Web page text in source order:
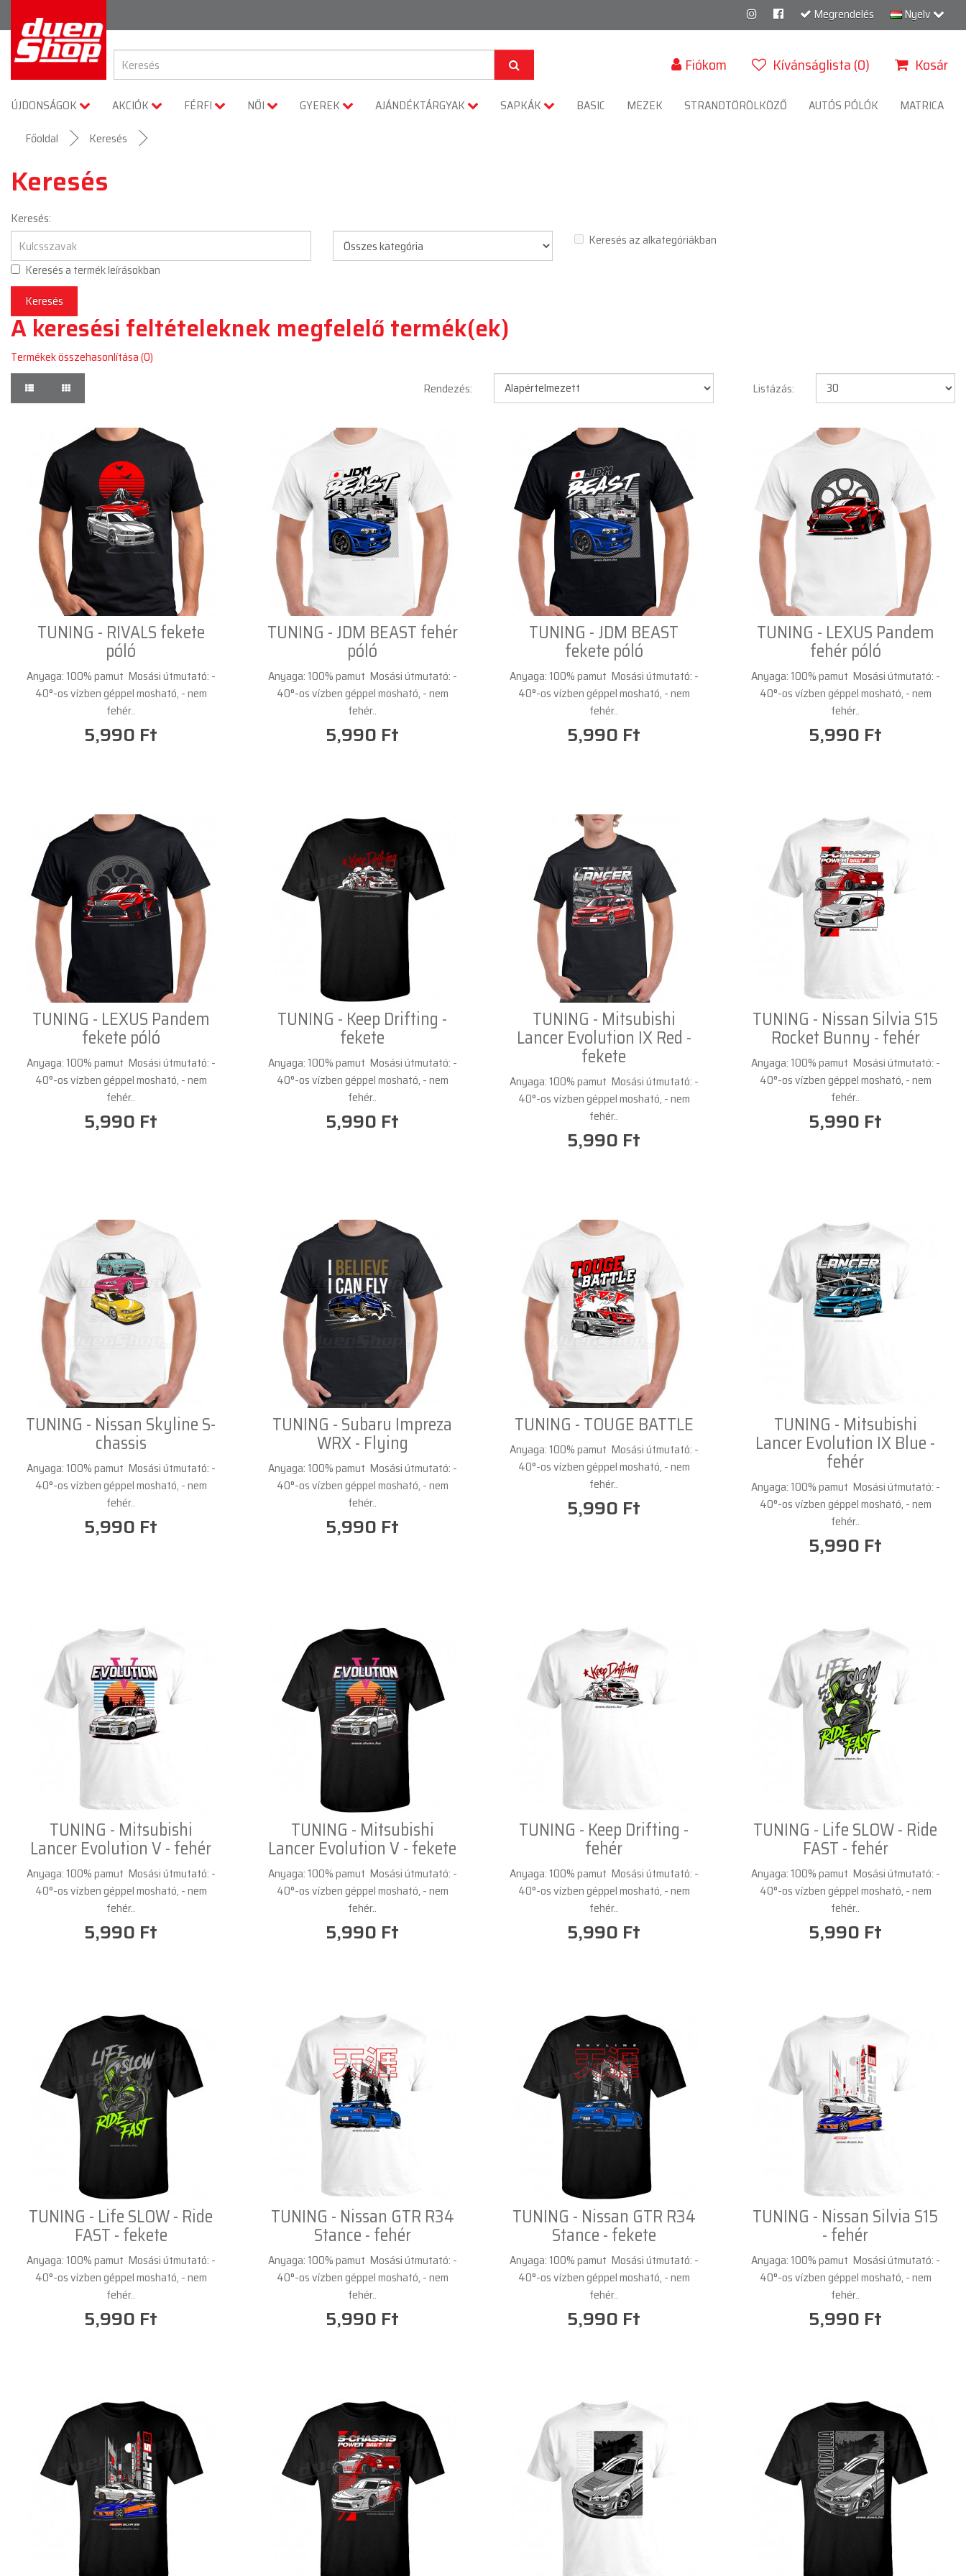
Megrendelés Nyelv
Fiókom Kívánságlista (0) Kosár
ÚJDONSÁGOK AKCIÓK FÉRFI NŐI GYEREK AJÁNDÉKTÁRGYAK SAPKÁK BASIC MEZEK STRANDTÖRÖLKÖZŐ AUTÓS PÓLÓK
MATRICA
Főoldal
Keresés
Keresés
Keresés:
Keresés az alkategóriákban
Keresés a termék leírásokban
A keresési feltételeknek megfelelő termék(ek)
Termékek összehasonlítása (0)
Rendezés:
Listázás:
TUNING - RIVALS fekete
póló
Anyaga: 100% pamut Mosási útmutató: -
40°-os vízben géppel mosható, - nem
fehér..
5,990 Ft
TUNING - JDM BEAST fehér
póló
Anyaga: 100% pamut Mosási útmutató: -
40°-os vízben géppel mosható, - nem
fehér..
5,990 Ft
TUNING - JDM BEAST
fekete póló
Anyaga: 100% pamut Mosási útmutató: -
40°-os vízben géppel mosható, - nem
fehér..
5,990 Ft
TUNING - LEXUS Pandem
fehér póló
Anyaga: 100% pamut Mosási útmutató: -
40°-os vízben géppel mosható, - nem
fehér..
5,990 Ft
TUNING - LEXUS Pandem
fekete póló
Anyaga: 100% pamut Mosási útmutató: -
40°-os vízben géppel mosható, - nem
fehér..
5,990 Ft
TUNING - Keep Drifting -
fekete
Anyaga: 100% pamut Mosási útmutató: -
40°-os vízben géppel mosható, - nem
fehér..
5,990 Ft
TUNING - Mitsubishi
Lancer Evolution IX Red -
fekete
Anyaga: 100% pamut Mosási útmutató: -
40°-os vízben géppel mosható, - nem
fehér..
5,990 Ft
TUNING - Nissan Silvia S15
Rocket Bunny - fehér
Anyaga: 100% pamut Mosási útmutató: -
40°-os vízben géppel mosható, - nem
fehér..
5,990 Ft
TUNING - Nissan Skyline S-
chassis
Anyaga: 100% pamut Mosási útmutató: -
40°-os vízben géppel mosható, - nem
fehér..
5,990 Ft
TUNING - Subaru Impreza
WRX - Flying
Anyaga: 100% pamut Mosási útmutató: -
40°-os vízben géppel mosható, - nem
fehér..
5,990 Ft
TUNING - TOUGE BATTLE
Anyaga: 100% pamut Mosási útmutató: -
40°-os vízben géppel mosható, - nem
fehér..
5,990 Ft
TUNING - Mitsubishi
Lancer Evolution IX Blue -
fehér
Anyaga: 100% pamut Mosási útmutató: -
40°-os vízben géppel mosható, - nem
fehér..
5,990 Ft
TUNING - Mitsubishi
Lancer Evolution V - fehér
Anyaga: 100% pamut Mosási útmutató: -
40°-os vízben géppel mosható, - nem
fehér..
5,990 Ft
TUNING - Mitsubishi
Lancer Evolution V - fekete
Anyaga: 100% pamut Mosási útmutató: -
40°-os vízben géppel mosható, - nem
fehér..
5,990 Ft
TUNING - Keep Drifting -
fehér
Anyaga: 100% pamut Mosási útmutató: -
40°-os vízben géppel mosható, - nem
fehér..
5,990 Ft
TUNING - Life SLOW - Ride
FAST - fehér
Anyaga: 100% pamut Mosási útmutató: -
40°-os vízben géppel mosható, - nem
fehér..
5,990 Ft
TUNING - Life SLOW - Ride
FAST - fekete
Anyaga: 100% pamut Mosási útmutató: -
40°-os vízben géppel mosható, - nem
fehér..
5,990 Ft
TUNING - Nissan GTR R34
Stance - fehér
Anyaga: 100% pamut Mosási útmutató: -
40°-os vízben géppel mosható, - nem
fehér..
5,990 Ft
TUNING - Nissan GTR R34
Stance - fekete
Anyaga: 100% pamut Mosási útmutató: -
40°-os vízben géppel mosható, - nem
fehér..
5,990 Ft
TUNING - Nissan Silvia S15
- fehér
Anyaga: 100% pamut Mosási útmutató: -
40°-os vízben géppel mosható, - nem
fehér..
5,990 Ft